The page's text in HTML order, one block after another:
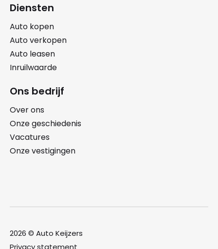
Diensten
Auto kopen
Auto verkopen
Auto leasen
Inruilwaarde
Ons bedrijf
Over ons
Onze geschiedenis
Vacatures
Onze vestigingen
2026 © Auto Keijzers
Privacy statement